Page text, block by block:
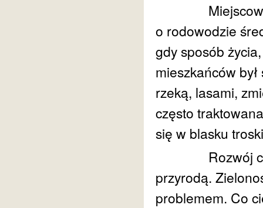
Miejscowości
o rodowodzie
gdy sposób
mieszkańców
rzeką, lasami,
często
się w blasku
Rozwój
przyrodą.
problemem. Co